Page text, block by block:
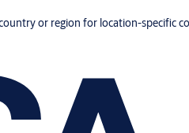
or region for location-specific